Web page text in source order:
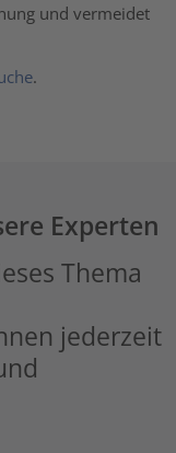
und vermeidet
.
Experten
Thema
jederzeit